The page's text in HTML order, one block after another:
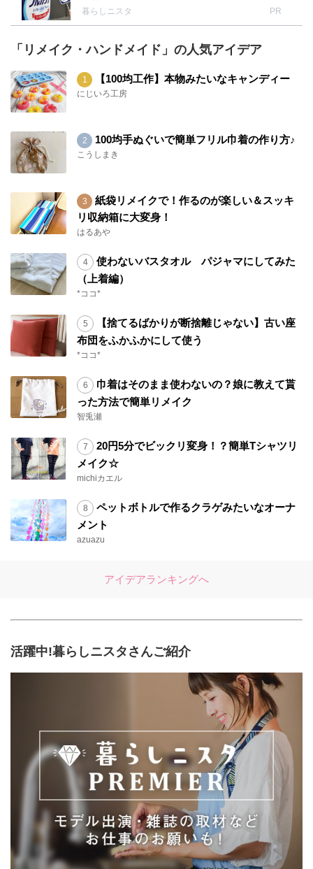
暮らしニスタ PR
「リメイク・ハンドメイド」の人気アイデア
【100均工作】本物みたいなキャンディー
にじいろ工房
100均手ぬぐいで簡単フリル巾着の作り方♪
こうしまき
紙袋リメイクで！作るのが楽しい＆スッキ
リ収納箱に大変身！
はるあや
使わないバスタオル パジャマにしてみた
（上着編）
*ココ*
【捨てるばかりが断捨離じゃない】古い座
布団をふかふかにして使う
*ココ*
巾着はそのまま使わないの？娘に教えて貰
った方法で簡単リメイク
智兎瀬
20円5分でビックリ変身！？簡単Tシャツリ
メイク☆
michiカエル
ペットボトルで作るクラゲみたいなオーナ
メント
azuazu
アイデアランキングへ
活躍中!暮らしニスタさんご紹介